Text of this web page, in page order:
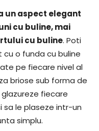
un aspect elegant
cu buline, mai
cu buline. Poti
o funda cu buline
pe fiecare nivel al
briose sub forma de
fiecare
sa le plaseze intr-un
simplu.